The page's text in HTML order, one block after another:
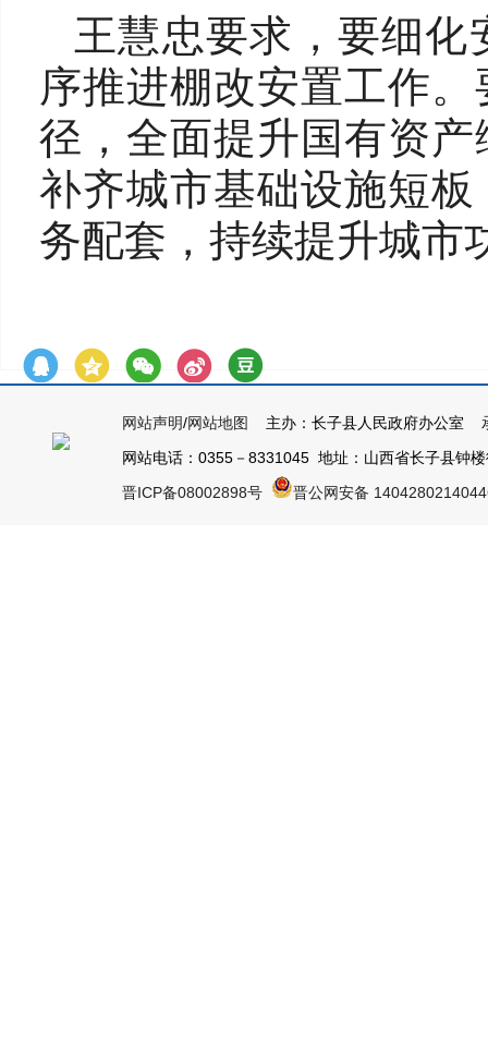
王慧忠要求，要细
序推进棚改安置工作
径，全面提升国有资
补齐城市基础设施短
务配套，持续提升城
网站声明/网站地图
主办：长子县人民政府办公室
网站电话：0355－8331045 地址：山西省长子县钟
晋ICP备08002898号
晋公网安备